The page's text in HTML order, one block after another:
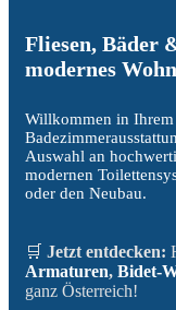
Fliesen, Bäder
modernes
Willkommen in Ihrem
Auswahl an
modernen
oder den Neubau.
🛒 Jetzt entdecken:
Armaturen, Bidet-
ganz Österreich!